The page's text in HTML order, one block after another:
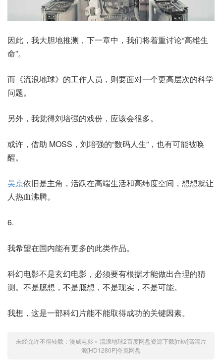
因此，我大胆地推测，下一章中，我们将着重讨论“高维生
命”。
而《流浪地球》的工作人员，则要面对一个更高层次的科学
问题。
另外，我觉得刘培强的戏份，应该会很多。
或许，借助 MOSS，刘培强的“数码人生”，也有可能被唤
醒。
吴京依旧是主角，活跃在高端生活和高纬度空间，想想就让
人热血沸腾。
6.
我希望在国内能有更多的此类作品。
科幻电影不是玄幻电影，必须要有根据才能做出合理的猜
测。不是臆想，不是臆想，不是现实，不是可能。
我想，这是一部科幻片能不能取得成功的关键因素。
未经允许不得转载： 漫威电影 » 流浪地球2百度网盘资源下载[mkv]高清片
源[HD1280P]夸克网盘